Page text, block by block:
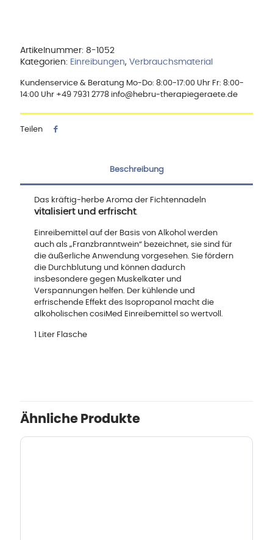
Liter
Menge
Artikelnummer: 8-1052
Kategorien: Einreibungen, Verbrauchsmaterial
Kundenservice & Beratung Mo-Do: 8:00-17:00 Uhr Fr: 8:00-
14:00 Uhr +49 7931 2778 info@hebru-therapiegeraete.de
Teilen
Beschreibung
Das kräftig-herbe Aroma der Fichtennadeln
vitalisiert und erfrischt.
Einreibemittel auf der Basis von Alkohol werden
auch als „Franzbranntwein“ bezeichnet, sie sind für
die äußerliche Anwendung vorgesehen. Sie fördern
die Durchblutung und können dadurch
insbesondere gegen Muskelkater und
Verspannungen helfen. Der kühlende und
erfrischende Effekt des Isopropanol macht die
alkoholischen cosiMed Einreibemittel so wertvoll.
1 Liter Flasche
Ähnliche Produkte